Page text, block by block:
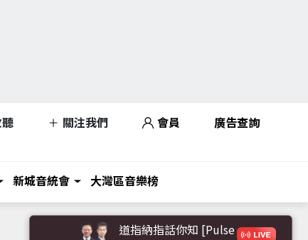
關注我們 會員 廣告查詢
新城音統會 大灣區音樂榜
道指納指話你知 [Pulse